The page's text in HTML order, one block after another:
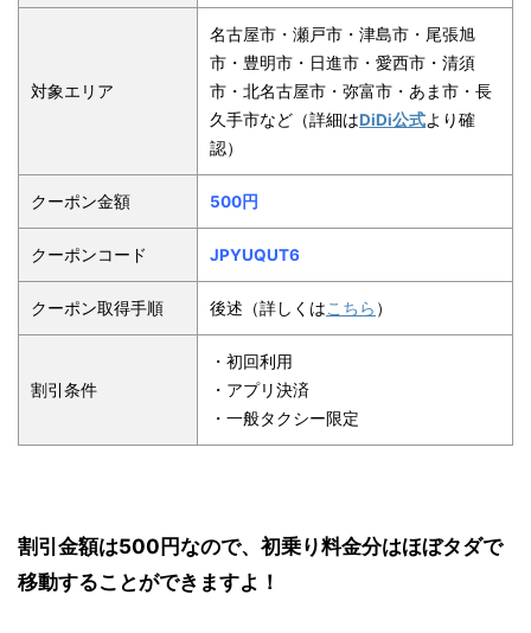
対象エリア
名古屋市・瀬戸市・津島市・尾張旭
市・豊明市・日進市・愛西市・清須
市・北名古屋市・弥富市・あま市・長
久手市など（詳細はDiDi公式より確
認）
クーポン金額 500円
クーポンコード JPYUQUT6
クーポン取得手順 後述（詳しくはこちら ）
割引条件
・初回利用
・アプリ決済
・一般タクシー限定
割引金額は500円なので、初乗り料金分はほぼタダで
移動することができますよ！